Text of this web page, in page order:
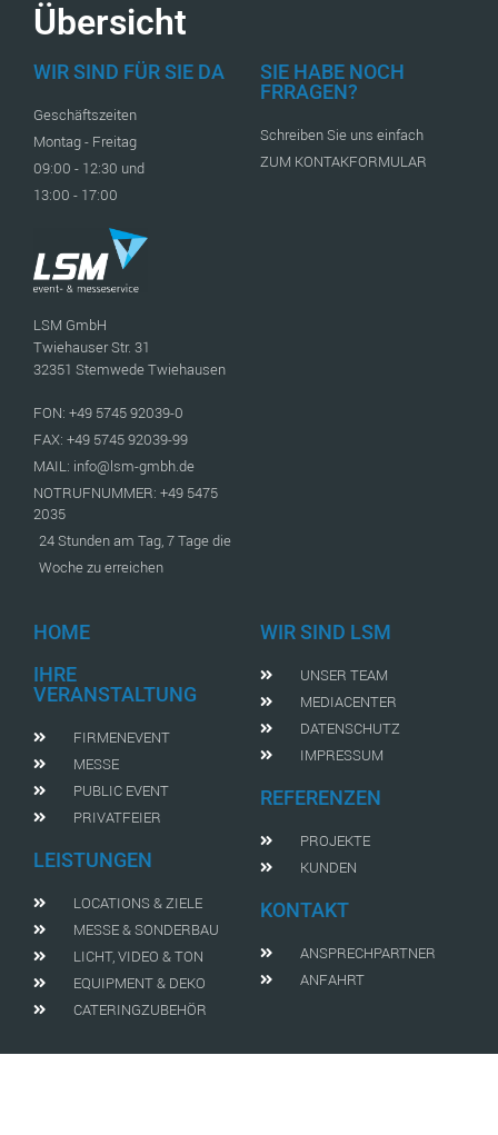
Übersicht
WIR SIND FÜR SIE DA
Geschäftszeiten
Montag - Freitag
09:00 - 12:30 und
13:00 - 17:00
LSM GmbH
Twiehauser Str. 31
32351 Stemwede Twiehausen
FON: +49 5745 92039-0
FAX: +49 5745 92039-99
MAIL: info@lsm-gmbh.de
NOTRUFNUMMER: +49 5475
2035
24 Stunden am Tag, 7 Tage die
Woche zu erreichen
SIE HABE NOCH
FRRAGEN?
Schreiben Sie uns einfach
ZUM KONTAKFORMULAR
HOME
IHRE
VERANSTALTUNG
FIRMENEVENT
MESSE
PUBLIC EVENT
PRIVATFEIER
LEISTUNGEN
LOCATIONS & ZIELE
MESSE & SONDERBAU
LICHT, VIDEO & TON
EQUIPMENT & DEKO
CATERINGZUBEHÖR
WIR SIND LSM
UNSER TEAM
MEDIACENTER
DATENSCHUTZ
IMPRESSUM
REFERENZEN
PROJEKTE
KUNDEN
KONTAKT
ANSPRECHPARTNER
ANFAHRT